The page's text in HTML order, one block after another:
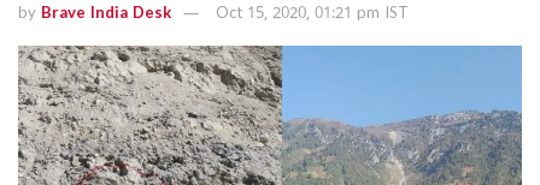
by Brave India Desk Oct 15, 2020, 01:21 pm IST